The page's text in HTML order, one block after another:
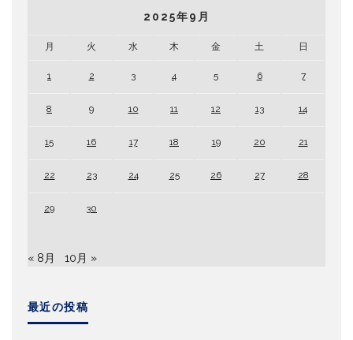
2025年9月
月 火 水 木 金 土 日
1 2 3 4 5 6 7
8 9 10 11 12 13 14
15 16 17 18 19 20 21
22 23 24 25 26 27 28
29 30
« 8月 10月 »
最近の投稿